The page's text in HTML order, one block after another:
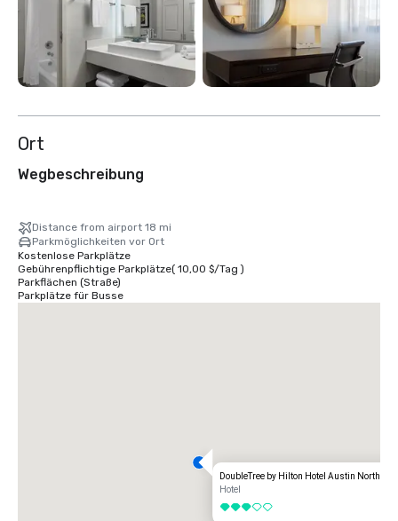
Ort
Wegbeschreibung
Distance from airport 18 mi
Parkmöglichkeiten vor Ort
Kostenlose Parkplätze
Gebührenpflichtige Parkplätze( 10,00 $/Tag )
Parkflächen (Straße)
Parkplätze für Busse
DoubleTree by Hilton Hotel Austin
Hotel
3 von 5